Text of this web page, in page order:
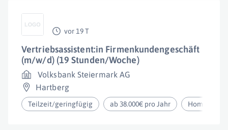
vor 19 T
Vertriebsassistent:in Firmenkundengeschäft
(m/w/d) (19 Stunden/Woche)
Volksbank Steiermark AG
Hartberg
Teilzeit/geringfügig ab 38.000€ pro Jahr Homeoffice